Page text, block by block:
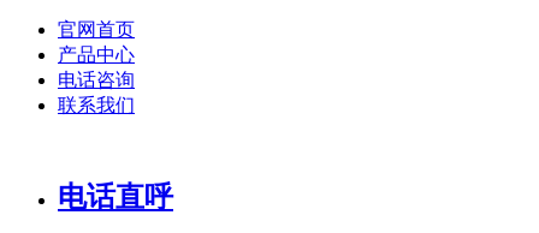
官网首页
产品中心
电话咨询
联系我们
电话直呼